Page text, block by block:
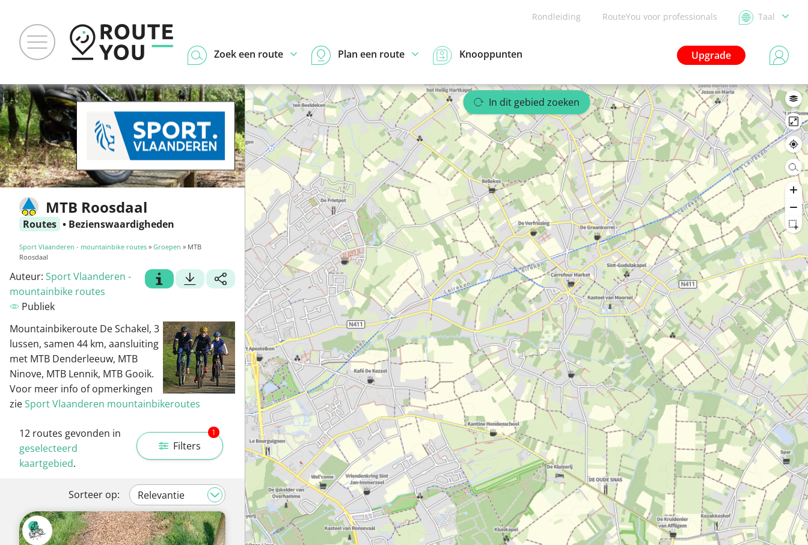
Rondleiding RouteYou voor professionals Taal
Upgrade
Zoek een route Plan een route Knooppunten
MTB Roosdaal
Routes • Bezienswaardigheden
Sport Vlaanderen - mountainbike routes » Groepen » MTB
Roosdaal
Auteur: Sport Vlaanderen -
mountainbike routes
Publiek
Mountainbikeroute De Schakel, 3
lussen, samen 44 km, aansluiting
met MTB Denderleeuw, MTB
Ninove, MTB Lennik, MTB Gooik.
Voor meer info of opmerkingen
zieSport Vlaanderen mountainbikeroutes
Filters
1
12 routes gevonden in
geselecteerd
kaartgebied.
Sorteer op:
In dit gebied zoeken